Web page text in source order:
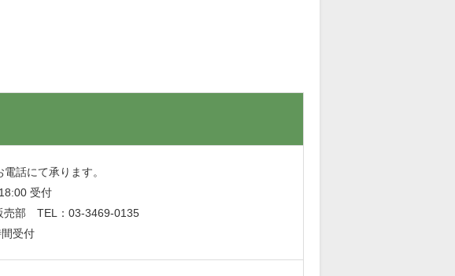
話にて承ります。
受付
売部 TEL：03-3469-0135
受付